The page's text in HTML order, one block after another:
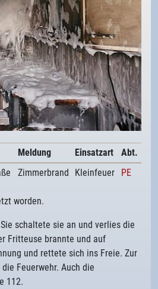
Meldung Einsatzart
Abt.
Zimmerbrand Kleinfeuer PE
worden.
schaltete sie an und verlies die
Fritteuse brannte und auf
und rettete sich ins Freie. Zur
Feuerwehr. Auch die
112.